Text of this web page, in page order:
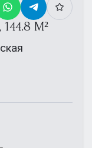
М²